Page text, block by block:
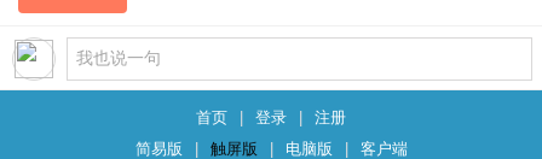
首页 登录
注册
简易版
触屏版 电脑版
客户端